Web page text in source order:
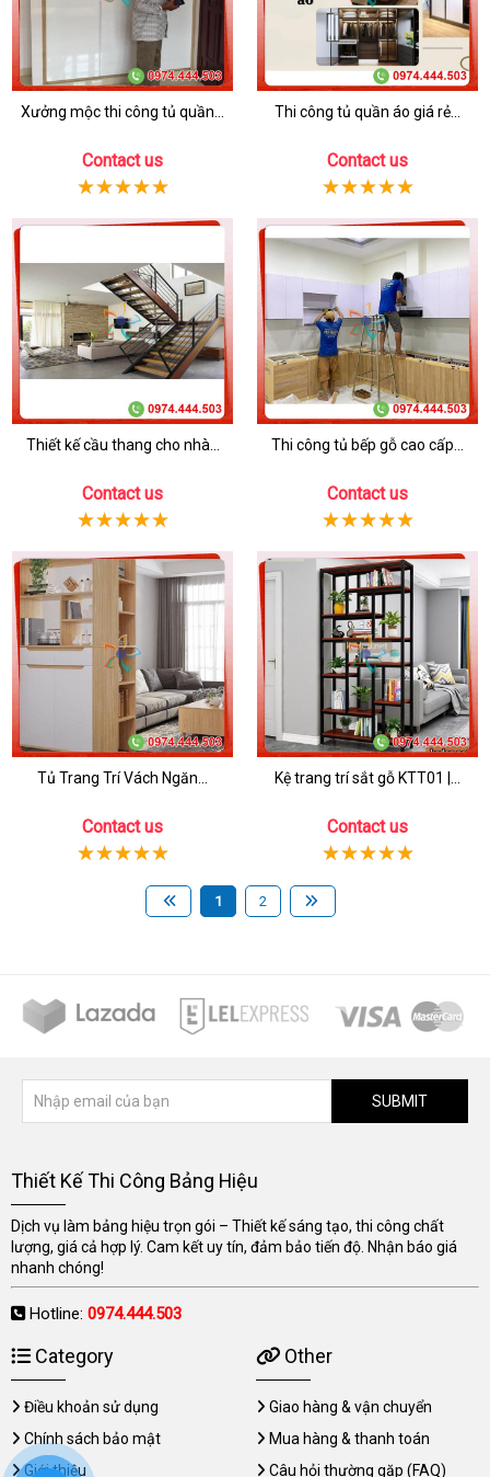
Xưởng mộc thi công tủ quần...
Contact us
Thi công tủ quần áo giá rẻ...
Contact us
Thiết kế cầu thang cho nhà...
Contact us
Thi công tủ bếp gỗ cao cấp...
Contact us
Tủ Trang Trí Vách Ngăn...
Contact us
Kệ trang trí sắt gỗ KTT01 |...
Contact us
1 2
SUBMIT
Thiết Kế Thi Công Bảng Hiệu
Dịch vụ làm bảng hiệu trọn gói – Thiết kế sáng tạo, thi công chất
lượng, giá cả hợp lý. Cam kết uy tín, đảm bảo tiến độ. Nhận báo giá
nhanh chóng!
Hotline: 0974.444.503
Category
Điều khoản sử dụng
Chính sách bảo mật
Giới thiệu
Other
Giao hàng & vận chuyển
Mua hàng & thanh toán
Câu hỏi thường gặp (FAQ)